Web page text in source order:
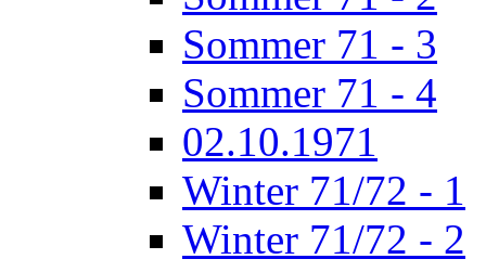
Sommer 71 - 3
Sommer 71 - 4
02.10.1971
Winter 71/72 - 1
Winter 71/72 - 2